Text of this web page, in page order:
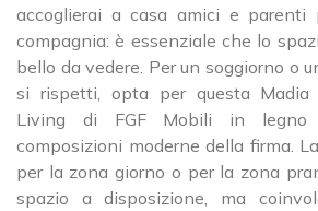
accoglierai a casa amici e parenti
compagnia: è essenziale che lo
bello da vedere. Per un soggiorno o
si rispetti, opta per questa Madia
Living di FGF Mobili in legno
composizioni moderne della firma.
per la zona giorno o per la zona
spazio a disposizione, ma